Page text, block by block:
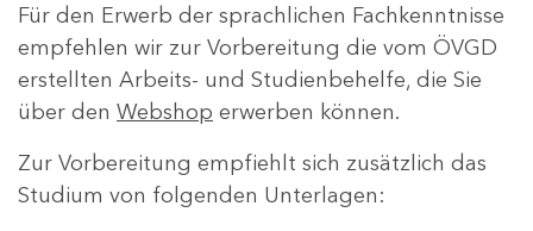
Für den Erwerb der sprachlichen Fachkenntnisse
empfehlen wir zur Vorbereitung die vom ÖVGD
erstellten Arbeits- und Studienbehelfe, die Sie
über den Webshop erwerben können.
Zur Vorbereitung empfiehlt sich zusätzlich das
Studium von folgenden Unterlagen: